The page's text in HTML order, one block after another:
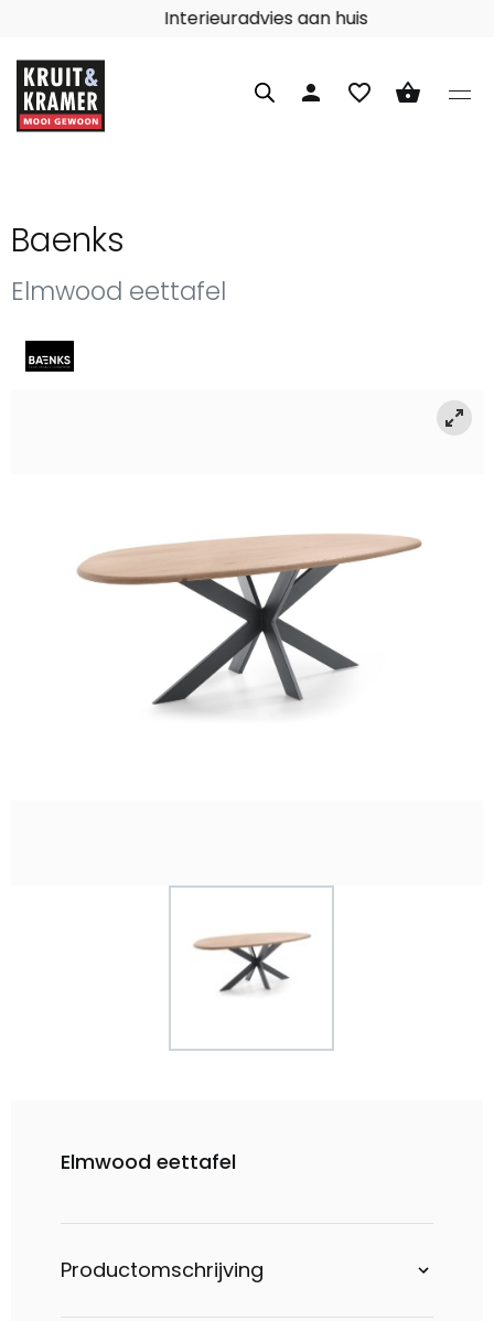
Interieuradvies aan huis
person favorite_border shopping_basket
Baenks
Elmwood eettafel
Elmwood eettafel
Productomschrijving